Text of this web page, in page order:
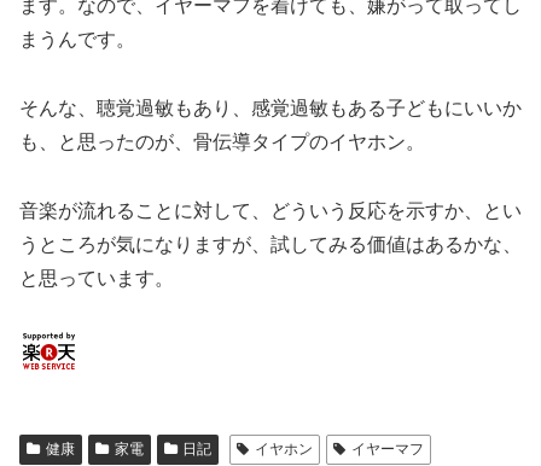
ます。なので、イヤーマフを着けても、嫌がって取ってし
まうんです。
そんな、聴覚過敏もあり、感覚過敏もある子どもにいいか
も、と思ったのが、骨伝導タイプのイヤホン。
音楽が流れることに対して、どういう反応を示すか、とい
うところが気になりますが、試してみる価値はあるかな、
と思っています。
健康 家電 日記 イヤホン
イヤーマフ